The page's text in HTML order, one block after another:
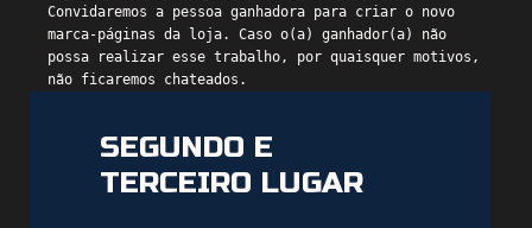
Convidaremos a pessoa ganhadora para criar o novo
marca-páginas da loja. Caso o(a) ganhador(a) não
possa realizar esse trabalho, por quaisquer motivos,
não ficaremos chateados.
SEGUNDO E
TERCEIRO LUGAR